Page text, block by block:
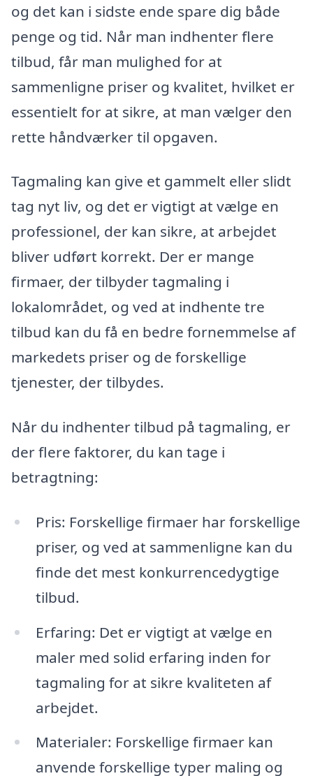
og det kan i sidste ende spare dig både
penge og tid. Når man indhenter flere
tilbud, får man mulighed for at
sammenligne priser og kvalitet, hvilket er
essentielt for at sikre, at man vælger den
rette håndværker til opgaven.
Tagmaling kan give et gammelt eller slidt
tag nyt liv, og det er vigtigt at vælge en
professionel, der kan sikre, at arbejdet
bliver udført korrekt. Der er mange
firmaer, der tilbyder tagmaling i
lokalområdet, og ved at indhente tre
tilbud kan du få en bedre fornemmelse af
markedets priser og de forskellige
tjenester, der tilbydes.
Når du indhenter tilbud på tagmaling, er
der flere faktorer, du kan tage i
betragtning:
Pris: Forskellige firmaer har forskellige
priser, og ved at sammenligne kan du
finde det mest konkurrencedygtige
tilbud.
Erfaring: Det er vigtigt at vælge en
maler med solid erfaring inden for
tagmaling for at sikre kvaliteten af
arbejdet.
Materialer: Forskellige firmaer kan
anvende forskellige typer maling og